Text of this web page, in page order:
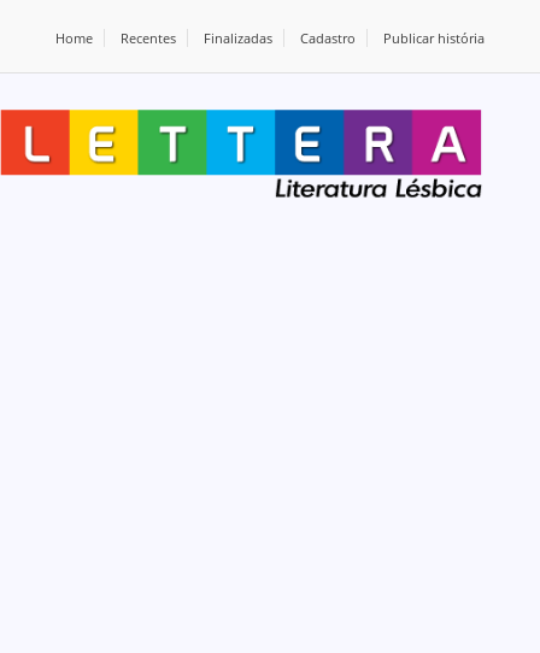
Home Recentes Finalizadas Cadastro Publicar história